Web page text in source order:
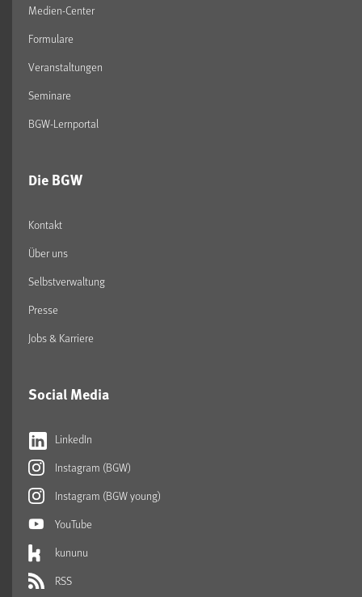
Medien-Center
Formulare
Veranstaltungen
Seminare
BGW-Lernportal
Die BGW
Kontakt
Über uns
Selbstverwaltung
Presse
Jobs & Karriere
Social Media
LinkedIn
Instagram (BGW)
Instagram (BGW young)
YouTube
kununu
RSS